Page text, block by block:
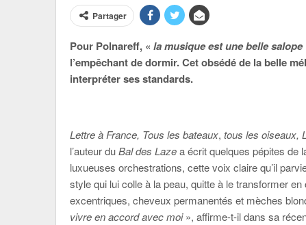
Partager
Pour Polnareff, « la musique est une belle salope
l’empêchant de dormir. Cet obsédé de la belle
interpréter ses standards.
Lettre à France, Tous les bateaux, tous les oiseaux,
l’auteur duBal des Lazea écrit quelques pépites de
luxueuses orchestrations, cette voix claire qu’il
style qui lui colle à la peau, quitte à le transformer
excentriques, cheveux permanentés et mèches
vivre en accord avec moi», affirme-t-il dans sa